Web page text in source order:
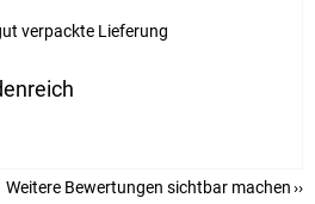
verpackte Lieferung
beträgt 5 von 5 Sternen.
Weitere Bewertungen sichtbar machen